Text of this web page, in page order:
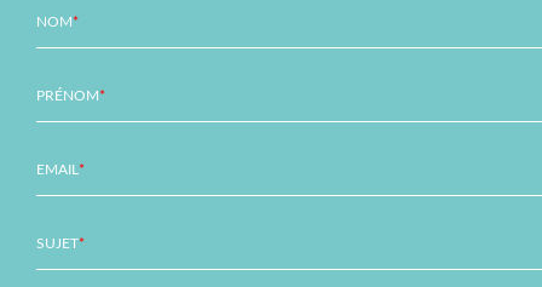
NOM*
PRÉNOM*
EMAIL *
SUJET*